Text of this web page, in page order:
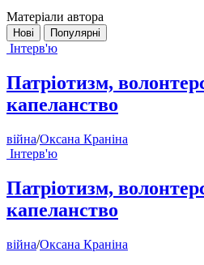
Матеріали автора
Нові Популярні
Інтерв'ю
Патріотизм,
капеланство
війна/Оксана Краніна
Інтерв'ю
Патріотизм,
капеланство
війна/Оксана Краніна